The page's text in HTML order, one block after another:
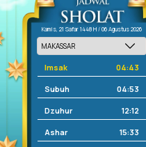
Kamis, 21 Safar 1448 H / 06 Agustus 2026
Imsak 04:43
Subuh 04:53
Dzuhur 12:12
Ashar 15:33